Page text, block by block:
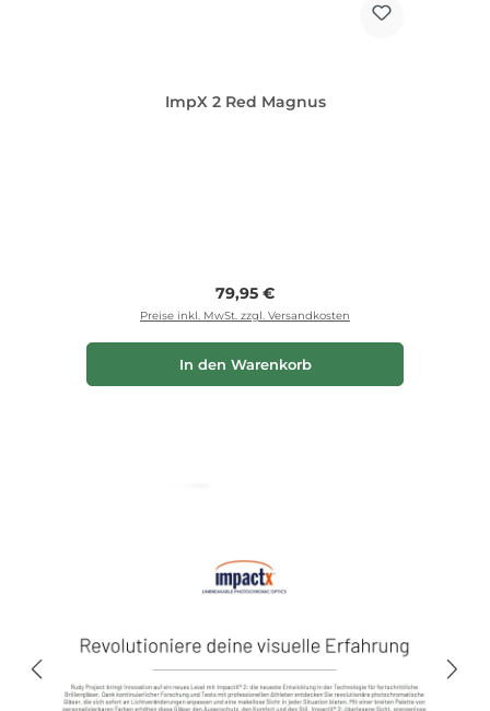
ImpX 2 Red Magnus
Regulärer Preis:
79,95 €
Preise inkl. MwSt. zzgl. Versandkosten
In den Warenkorb